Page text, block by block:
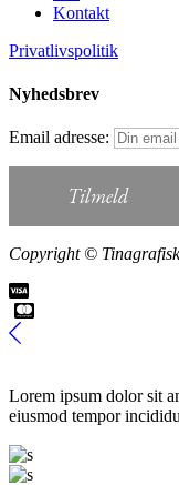
Kontakt
Privatlivspolitik
Nyhedsbrev
Email adresse:
Copyright ©
Lorem ipsum dolor sit
eiusmod tempor